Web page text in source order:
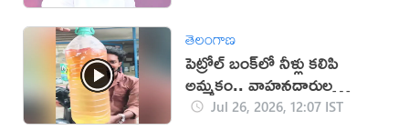
తెలంగాణ
పెట్రోల్ బంక్‌లో నీళ్లు కలిపి
అమ్మకం.. వాహనదారుల
ఆందోళన
Jul 26, 2026, 12:07 IST